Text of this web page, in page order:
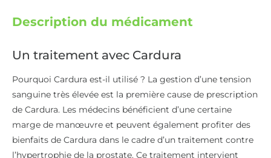
Description du médicament
Un traitement avec Cardura
Pourquoi Cardura est-il utilisé ? La gestion d’une tension
sanguine très élevée est la première cause de prescription
de Cardura. Les médecins bénéficient d’une certaine
marge de manœuvre et peuvent également profiter des
bienfaits de Cardura dans le cadre d’un traitement contre
l’hypertrophie de la prostate. Ce traitement intervient